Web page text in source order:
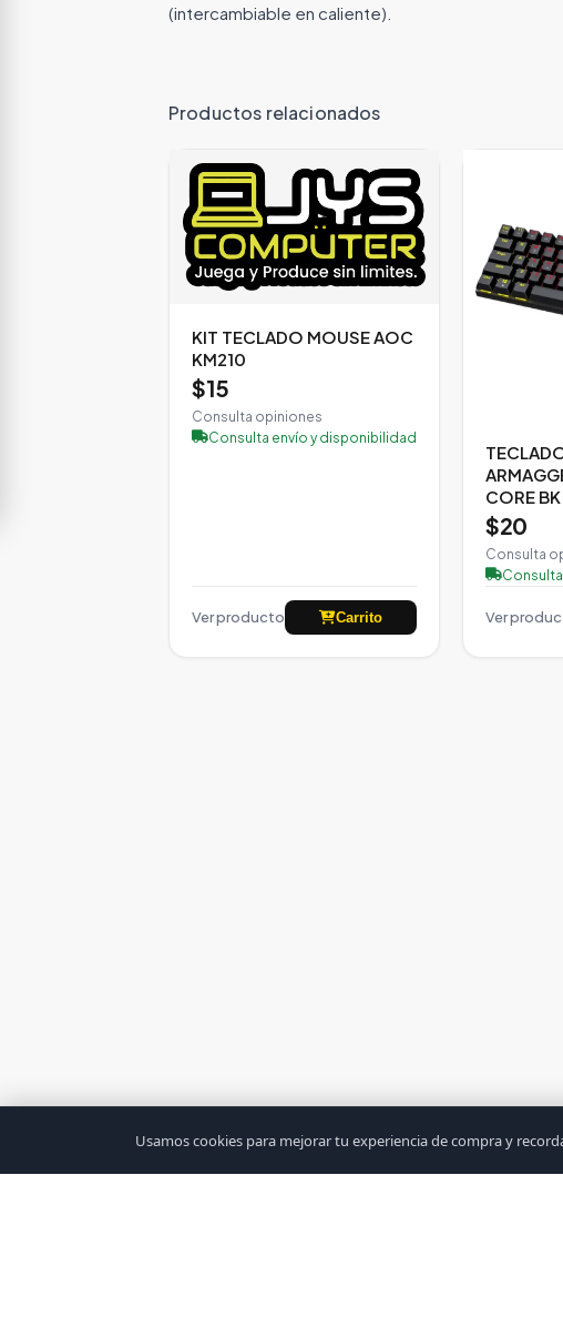
(intercambiable en caliente).
Productos relacionados
KIT TECLADO MOUSE AOC
KM210
$15
Consulta opiniones
Consulta envío y disponibilidad
Ver producto Carrito
CORE BK
$20
Consulta
Ver
Usamos cookies para mejorar tu experiencia de compra y